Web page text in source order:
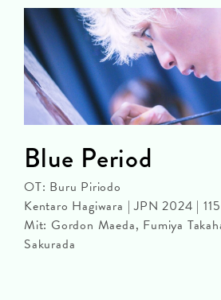
Blue Period
OT: Buru Piriodo
Kentaro Hagiwara | JPN 2024 |
Mit: Gordon Maeda, Fumiya
Sakurada